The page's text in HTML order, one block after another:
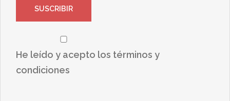
He leído y acepto los términos y
condiciones